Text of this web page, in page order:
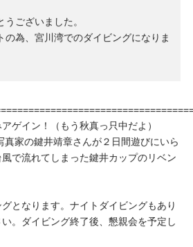
ございました。
の為、宮川湾でのダイビングになりま
ゲイン！（もう秋真っ只中だよ）
真家の鍵井靖章さんが２日間遊びにいら
で流れてしまった鍵井カップのリベン
となります。ナイトダイビングもあり
。ダイビング終了後、懇親会を予定し